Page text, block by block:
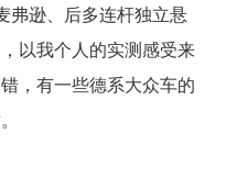
弗逊、后多连杆独立悬
以我个人的实测感受来
，有一些德系大众车的